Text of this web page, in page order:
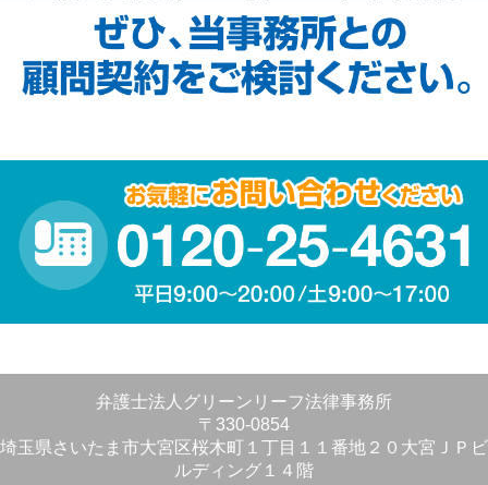
弁護士法人グリーンリーフ法律事務所
〒330-0854
埼玉県さいたま市大宮区桜木町１丁目１１番地２０大宮ＪＰビ
ルディング１４階